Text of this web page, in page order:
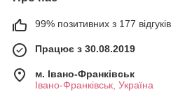
99% позитивних з 177
Працює з 30.08.2019
м. Івано-Франківськ
Івано-Франківськ, Україна